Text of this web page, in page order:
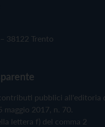
38122 Trento
pubblici all'editoria
2017, n. 70.
lettera f) del comma 2